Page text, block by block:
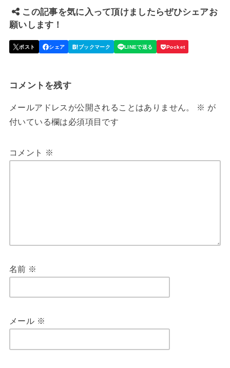
この記事を気に入って頂けましたらぜひシェアお
願いします！
コメントを残す
メールアドレスが公開されることはありません。 ※ が
付いている欄は必須項目です
コメント ※
名前 ※
メール ※